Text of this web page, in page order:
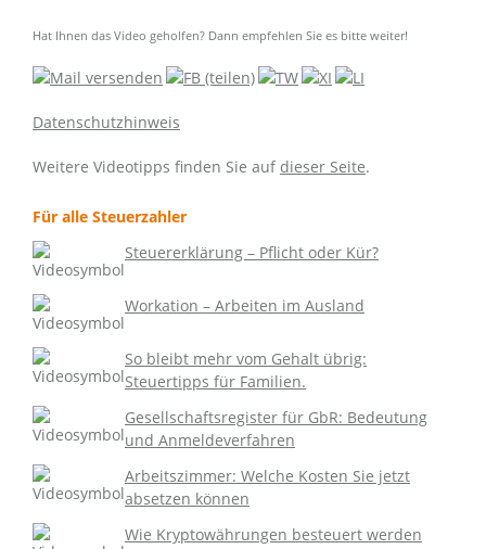
Hat Ihnen das Video geholfen? Dann empfehlen Sie es bitte weiter!
Datenschutzhinweis
Weitere Videotipps finden Sie auf dieser Seite.
Für alle Steuerzahler
Steuererklärung – Pflicht oder Kür?
Workation – Arbeiten im Ausland
So bleibt mehr vom Gehalt übrig:
Steuertipps für Familien.
Gesellschaftsregister für GbR: Bedeutung
und Anmeldeverfahren
Arbeitszimmer: Welche Kosten Sie jetzt
absetzen können
Wie Kryptowährungen besteuert werden